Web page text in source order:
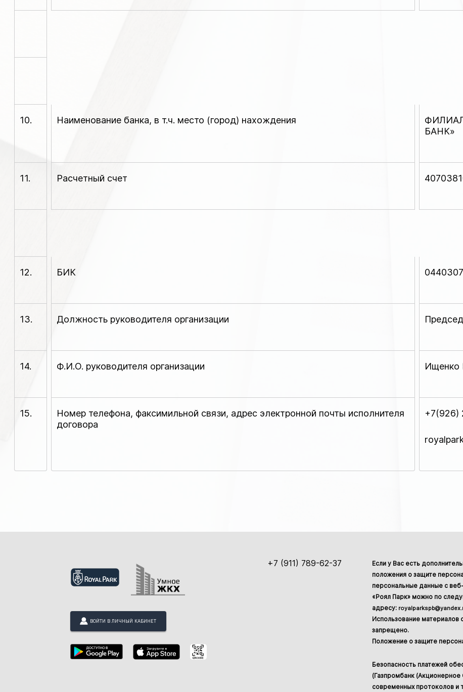
10. Наименование банка, в т.ч. место (город) нахождения
БАНК»
11. Расчетный счет
12. БИК
13. Должность руководителя организации
14. Ф.И.О. руководителя организации Ищенко
15.
Номер телефона, факсимильной связи, адрес электронной почты исполнителя
договора
+7(926)
ВОЙТИ В ЛИЧНЫЙ КАБИНЕТ
+7 (911) 789-62-37
Если у Вас есть
положения о защите
персональные данные с
«Роял Парк» можно по
адресу:
Использование материалов
запрещено.
Положение о защите
Безопасность платежей
(Газпромбанк
современных протоколов и